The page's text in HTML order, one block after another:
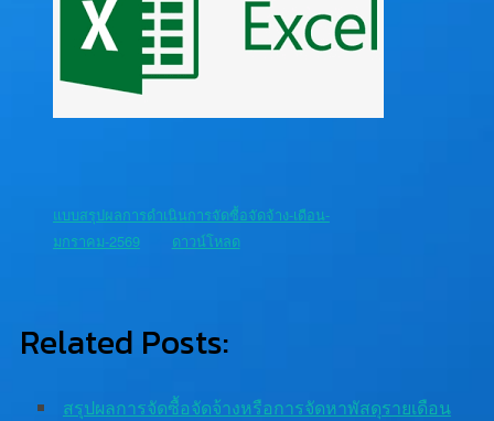
แบบสรุปผลการดำเนินการจัดซื้อจัดจ้าง-เดือน-
มกราคม-2569
ดาวน์โหลด
Related Posts:
สรุปผลการจัดซื้อจัดจ้างหรือการจัดหาพัสดุรายเดือน